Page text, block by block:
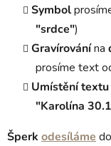
Symbol
"srdce")
Gravírovánína
prosíme text
Umístění textu
"Karolína
Šperk odesíláme